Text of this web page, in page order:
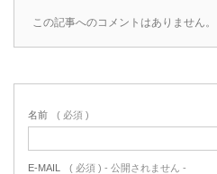
この記事へのコメントはありません。
名前 ( 必須 )
E-MAIL ( 必須 ) - 公開されません -